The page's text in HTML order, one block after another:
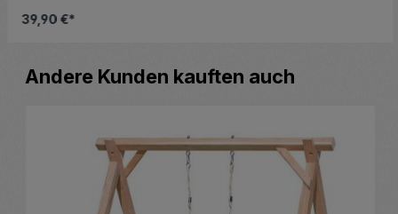
39,90 €*
Produktgalerie überspringen
Andere Kunden kauften auch